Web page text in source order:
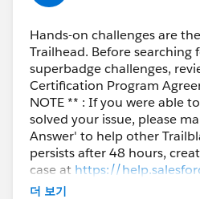
Hands-on challenges are
Trailhead. Before searching
superbadge challenges,
Certification Program
NOTE ** : If you were able
solved your issue, please
Answer' to help other
persists after 48 hours,
case at https://
further assistance.
더 보기